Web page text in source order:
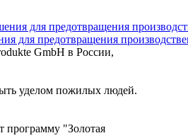
для предотвращения
GmbH в России,
уделом пожилых людей.
программу "Золотая